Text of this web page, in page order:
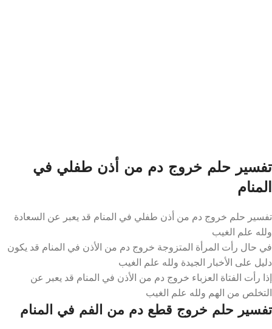
تفسير حلم خروج دم من أذن طفلي في
المنام
تفسير حلم خروج دم من أذن طفلي في المنام قد يعبر عن السعادة
ولله علم الغيب
في حال رأت المرأة المتزوجة خروج دم من الأذن في المنام قد يكون
دليل على الأخبار الجيدة ولله علم الغيب
إذا رأت الفتاة العزباء خروج دم من الأذن في المنام قد يعبر عن
التخلص من الهم ولله علم الغيب
تفسير حلم خروج قطع دم من الفم في المنام